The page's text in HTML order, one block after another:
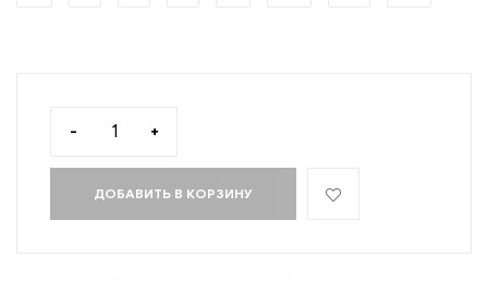
- +
ДОБАВИТЬ В КОРЗИНУ